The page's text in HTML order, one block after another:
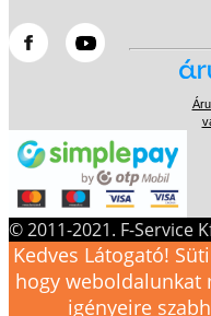
© 2011-2021. F-Service
Kedves Látogató!
hogy weboldalunkat
igényeire